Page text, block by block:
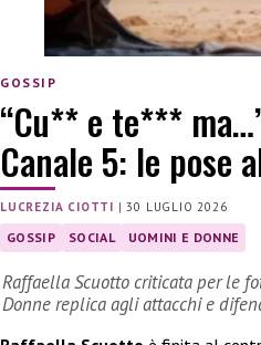
GOSSIP
“Cu** e te***
Canale 5: le pose
LUCREZIA CIOTTI |30 LUGLIO 2026
GOSSIP SOCIAL UOMINI E DONNE
Raffaella Scuotto criticata per le
Donne replica agli attacchi e